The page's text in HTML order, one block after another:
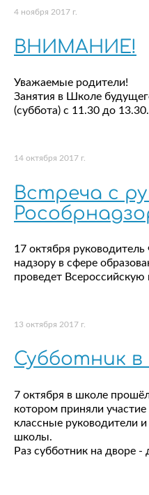
4 ноября 2017 г.
ВНИМАНИЕ!
Уважаемые родители!
Занятия в Школе
(суббота) с 11.30 до
14 октября 2017 г.
Встреча с
17 октября
надзору в сфере
проведет Всероссийскую
13 октября 2017 г.
Субботник в
7 октября в школе
котором приняли
классные руководители
школы.
Раз субботник на дворе -